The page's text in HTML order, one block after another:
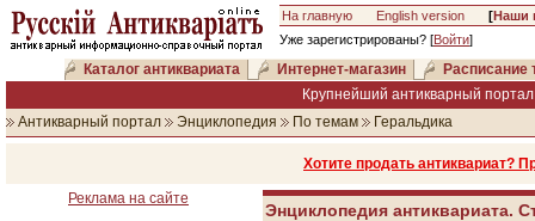
На главную English version [Наши
Уже зарегистрированы? [Войти]
Каталог антиквариата Интернет-магазин
Расписание
Крупнейший антикварный
Антикварный портал
Энциклопедия По темам Геральдика
Хотите продать антиквариат?
Реклама на сайте
Энциклопедия антиквариата.